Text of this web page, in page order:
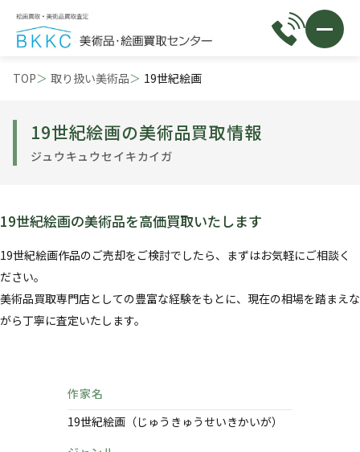
TOP 取り扱い美術品 19世紀絵画
19世紀絵画の美術品買取情報
ジュウキュウセイキカイガ
19世紀絵画の美術品を高価買取いたします
19世紀絵画作品のご売却をご検討でしたら、まずはお気軽にご相談く
ださい。
美術品買取専門店としての豊富な経験をもとに、現在の相場を踏まえな
がら丁寧に査定いたします。
作家名
19世紀絵画（じゅうきゅうせいきかいが）